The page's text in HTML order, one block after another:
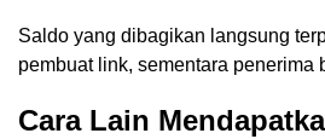
Saldo yang dibagikan langsung
pembuat link, sementara penerima
Cara Lain